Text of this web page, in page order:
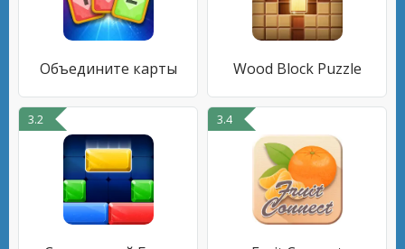
Объедините карты Wood Block Puzzle
3.2 3.4